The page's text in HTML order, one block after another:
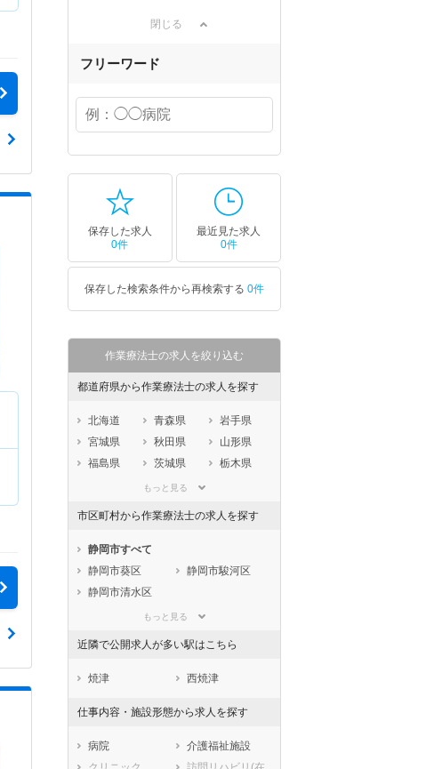
閉じる
フリーワード
保存した求人
0件
最近見た求人
0件
保存した検索条件から再検索する 0件
作業療法士の求人を絞り込む
都道府県から作業療法士の求人を探す
北海道 青森県
岩手県
宮城県
秋田県
山形県
福島県
茨城県
栃木県
埼玉県
石川県
静岡県
愛知県
三重県
滋賀県
奈良県
香川県
愛媛県
熊本県
大分県
宮崎県
鹿児島県
沖縄県
もっと見る
市区町村から作業療法士の求人を探す
静岡市すべて
静岡市葵区
静岡市駿河区
静岡市清水区
浜松市すべて
市部
三島市
富士宮市
伊東市
島田市
富士市
磐田市
もっと見る
近隣で公開求人が多い駅はこちら
焼津 西焼津
仕事内容・施設形態から求人を探す
病院
介護福祉施設